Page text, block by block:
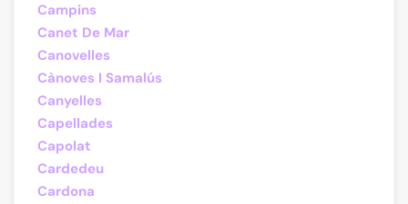
Campins
Canet De Mar
Canovelles
Cànoves I Samalús
Canyelles
Capellades
Capolat
Cardedeu
Cardona